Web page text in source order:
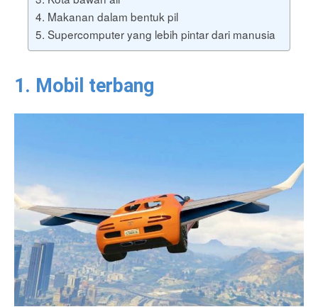
4. Makanan dalam bentuk pil
5. Supercomputer yang lebih pintar dari manusia
1. Mobil terbang